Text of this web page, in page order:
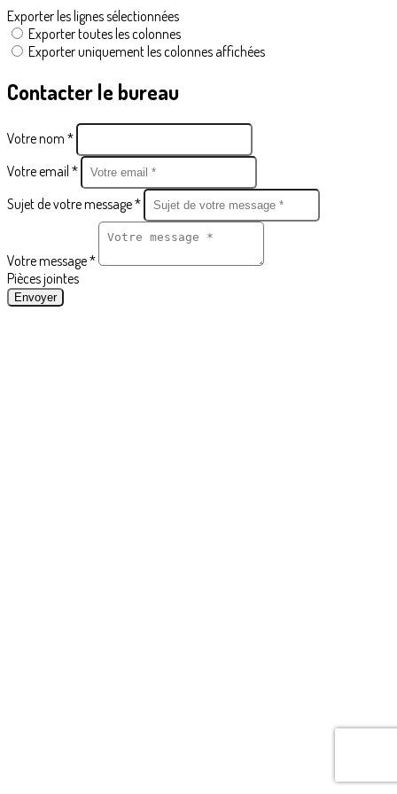
Exporter les lignes sélectionnées
Exporter toutes les colonnes
Exporter uniquement les colonnes affichées
Contacter le bureau
Votre nom *
Votre email *
Sujet de votre message *
Votre message *
Pièces jointes
Envoyer